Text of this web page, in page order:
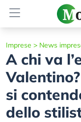
Imprese > News
A chi va
si
dello